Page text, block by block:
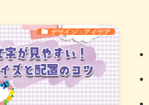
デザイン・アイデア